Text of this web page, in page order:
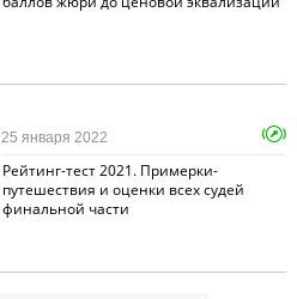
Рейтинг-тест 2021. Примерки-
путешествия и оценки всех судей
финальной части
25 января 2022